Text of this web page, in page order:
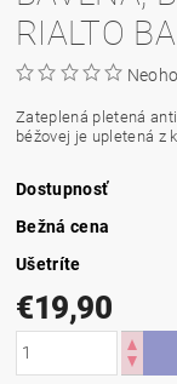
RIALTO
Zateplená pletená
béžovej je upletená z
Dostupnosť
Bežná cena
Ušetríte
€19,90